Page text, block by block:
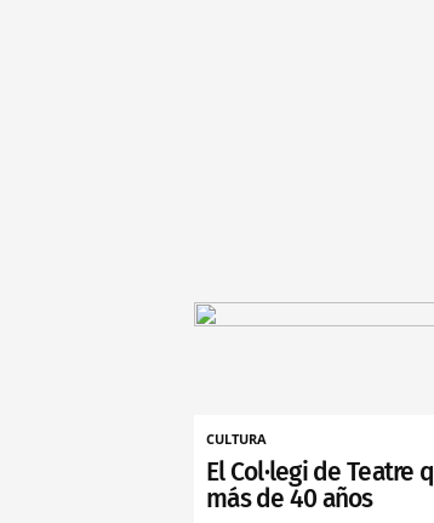
CULTURA
El Col·legi de Teatre
más de 40 años